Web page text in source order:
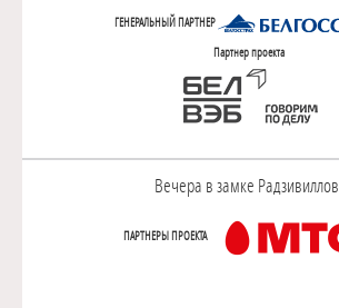
ГЕНЕРАЛЬНЫЙ ПАРТНЕР
Партнер проекта
Вечера в замке Радзивиллов
ПАРТНЕРЫ ПРОЕКТА